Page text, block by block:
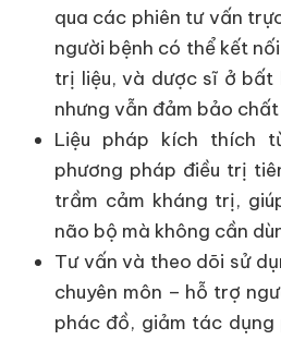
qua các phiên tư vấn
người bệnh có thể kết
trị liệu, và dược sĩ ở bất
nhưng vẫn đảm bảo
Liệu pháp kích thích
phương pháp điều trị
trầm cảm kháng trị,
não bộ mà không cần
Tư vấn và theo dõi sử
chuyên môn – hỗ trợ
phác đồ, giảm tác dụng